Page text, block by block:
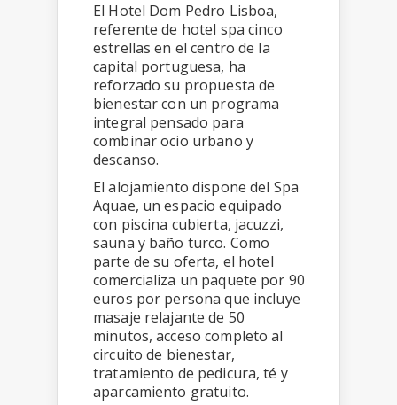
El Hotel Dom Pedro Lisboa,
referente de hotel spa cinco
estrellas en el centro de la
capital portuguesa, ha
reforzado su propuesta de
bienestar con un programa
integral pensado para
combinar ocio urbano y
descanso.
El alojamiento dispone del Spa
Aquae, un espacio equipado
con piscina cubierta, jacuzzi,
sauna y baño turco. Como
parte de su oferta, el hotel
comercializa un paquete por 90
euros por persona que incluye
masaje relajante de 50
minutos, acceso completo al
circuito de bienestar,
tratamiento de pedicura, té y
aparcamiento gratuito.